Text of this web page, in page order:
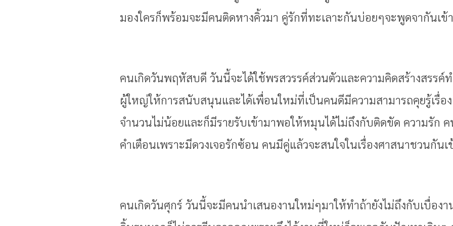
มองใครก็พร้อมจะมีคนติดหางคิ้วมา คู่รักที่ทะเลาะกันบ่อยๆจะพูดจากันเข้
คนเกิดวันพฤหัสบดี วันนี้จะได้ใช้พรสวรรค์ส่วนตัวและความคิดสร้างสรรค์
ผู้ใหญ่ให้การสนับสนุนและได้เพื่อนใหม่ที่เป็นคนดีมีความสามารถคุยรู้เรื่อง
จำนวนไม่น้อยและก็มีรายรับเข้ามาพอให้หมุนได้ไม่ถึงกับติดขัด ความรัก ค
คำเตือนเพราะมีดวงเจอรักซ้อน คนมีคู่แล้วจะสนใจในเรื่องศาสนาชวนกัน
คนเกิดวันศุกร์ วันนี้จะมีคนนำเสนองานใหม่ๆมาให้ทำถ้ายังไม่ถึงกับเบื่องา